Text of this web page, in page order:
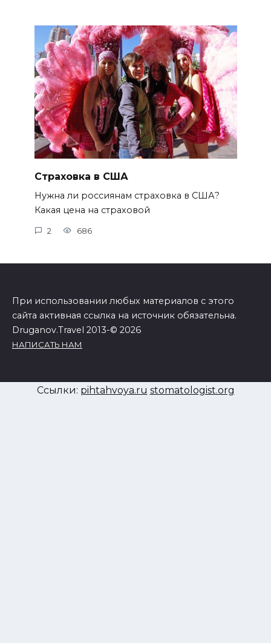
Страховка в США
Нужна ли россиянам страховка в США?
Какая цена на страховой
2 686
При использовании любых материалов с этого
сайта активная ссылка на источник обязательна.
Druganov.Travel 2013-© 2026
НАПИСАТЬ НАМ
Ссылки: pihtahvoya.ru stomatologist.org